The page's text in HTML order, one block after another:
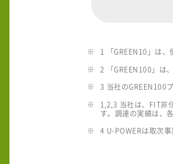
1 「GREEN10」は
2 「GREEN100」は
3 当社のGREEN100
1,2,3 当社は、FIT非
す。調達の実績は、
4 U-POWERは取次事